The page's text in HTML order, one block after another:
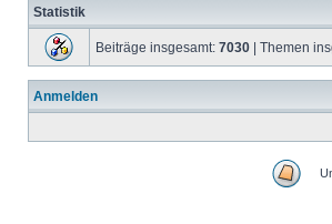
Statistik
Beiträge insgesamt: 7030 | Themen
Anmelden